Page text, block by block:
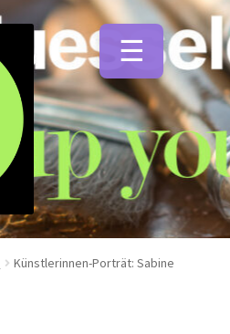
Künstlerinnen-Porträt: Sabine